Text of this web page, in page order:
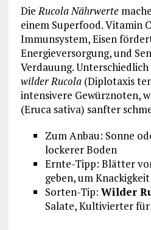
DieRucola Nährwerte
einem Superfood. Vitamin
Immunsystem, Eisen
Energieversorgung, und
Verdauung.
wilder Rucola(Diplotaxis
intensivere Gewürznoten,
(Eruca sativa) sanfter
Zum Anbau: Sonne
lockerer Boden
Ernte-Tipp: Blätter
geben, um
Sorten-Tip: Wilder
Salate, Kultivierter